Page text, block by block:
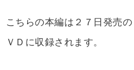
こちらの本編は２７日発売
ＶＤに収録されます。